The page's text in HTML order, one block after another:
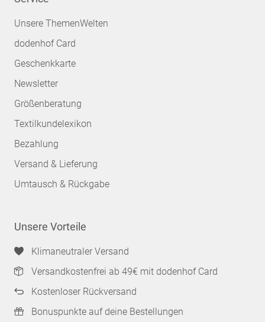
Unsere ThemenWelten
dodenhof Card
Geschenkkarte
Newsletter
Größenberatung
Textilkundelexikon
Bezahlung
Versand & Lieferung
Umtausch & Rückgabe
Unsere Vorteile
Klimaneutraler Versand
Versandkostenfrei ab 49€ mit dodenhof Card
Kostenloser Rückversand
Bonuspunkte auf deine Bestellungen